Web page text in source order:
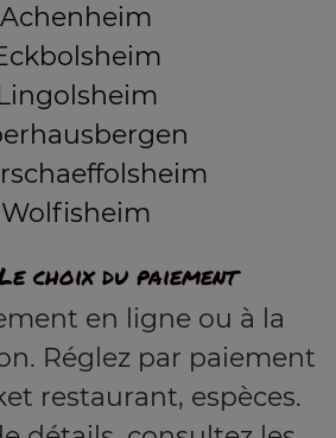
Achenheim
Wolfisheim
choix du paiement
en ligne ou à la
Réglez par paiement
restaurant, espèces.